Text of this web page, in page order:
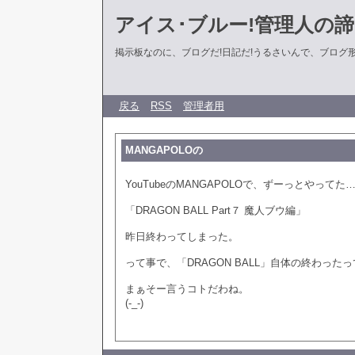
アイス･ブルー!管理人の
掲示板なのに、ブログだ!日記だ!うるさいんで、ブログ
戻る RSS 管理者用
MANGAPOLOの
YouTubeのMANGAPOLOで、ずーっとやってた…
「DRAGON BALL Part７ 魔人ブウ編」
昨日終わってしまった。
って事で、「DRAGON BALL」自体の終わった
まぁそー言うコトだわね。
(-_-)